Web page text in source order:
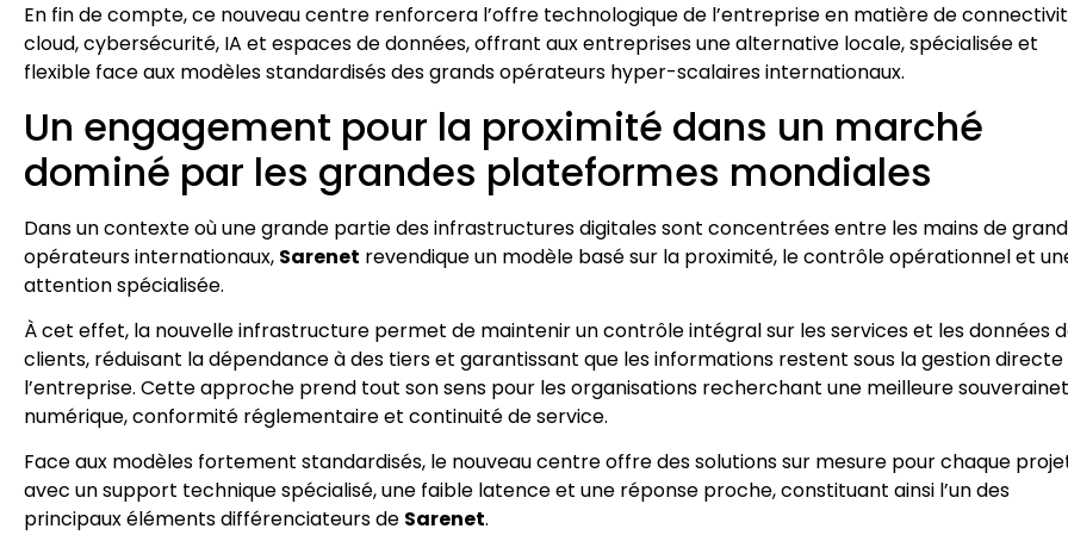
En fin de compte, ce nouveau centre renforcera l’offre technologique de l’entreprise en matière de
cloud, cybersécurité, IA et espaces de données, offrant aux entreprises une alternative locale, spécialisée et
flexible face aux modèles standardisés des grands opérateurs hyper-scalaires internationaux.
Un engagement pour la proximité dans un marché
dominé par les grandes plateformes mondiales
Dans un contexte où une grande partie des infrastructures digitales sont concentrées entre les mains de
opérateurs internationaux, Sarenet revendique un modèle basé sur la proximité, le contrôle opérationnel et
attention spécialisée.
À cet effet, la nouvelle infrastructure permet de maintenir un contrôle intégral sur les services et les données
clients, réduisant la dépendance à des tiers et garantissant que les informations restent sous la gestion directe
l’entreprise. Cette approche prend tout son sens pour les organisations recherchant une meilleure
numérique, conformité réglementaire et continuité de service.
Face aux modèles fortement standardisés, le nouveau centre offre des solutions sur mesure pour chaque
avec un support technique spécialisé, une faible latence et une réponse proche, constituant ainsi l’un des
principaux éléments différenciateurs de Sarenet.